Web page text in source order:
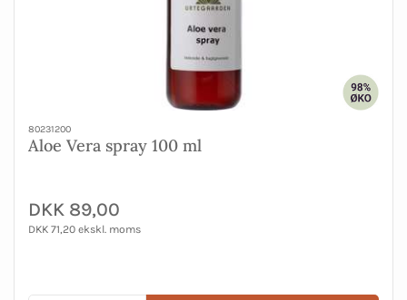
80231200
Aloe Vera spray 100 ml
DKK 89,00
DKK 71,20 ekskl. moms